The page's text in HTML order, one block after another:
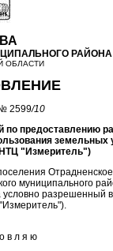
РАЙОНА
ОБЛАСТИ
2599/10
по предоставлению
земельных
"Измеритель")
муниципального
разрешенный
в л я ю